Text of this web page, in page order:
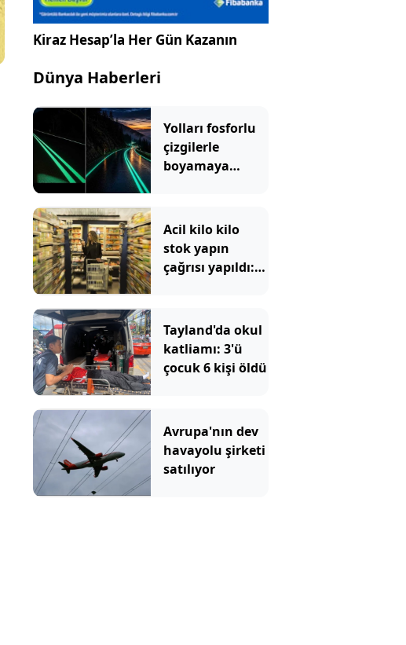
Kiraz Hesap’la Her Gün Kazanın
Dünya Haberleri
Yolları fosforlu
çizgilerle
boyamaya
Acil kilo kilo
stok yapın
çağrısı yapıldı:
Tayland'da okul
katliamı: 3'ü
çocuk 6 kişi öldü
Avrupa'nın dev
havayolu şirketi
satılıyor